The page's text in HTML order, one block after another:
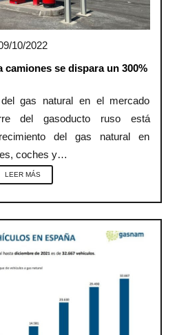
10/2022
camiones se dispara un 300%
gas natural en el mercado
del gasoducto ruso está
del gas natural en
coches y…
LEER MÁS